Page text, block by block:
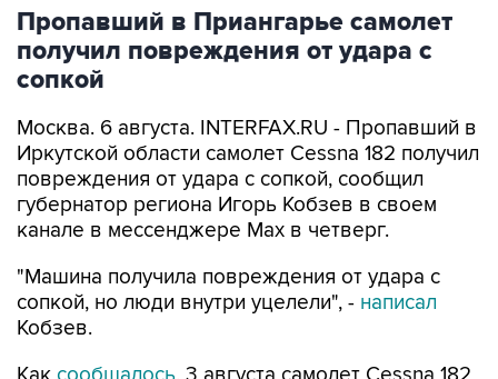
Пропавший в Приангарье самолет
получил повреждения от удара с
сопкой
Москва. 6 августа. INTERFAX.RU - Пропавший в
Иркутской области самолет Cessna 182 получил
повреждения от удара с сопкой, сообщил
губернатор региона Игорь Кобзев в своем
канале в мессенджере Мах в четверг.
"Машина получила повреждения от удара с
сопкой, но люди внутри уцелели", - написал
Кобзев.